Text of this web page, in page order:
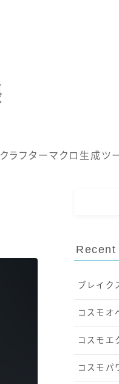
クラフターマクロ生成ツ
Recent
ブレイク
コスモオ
コスモエ
コスモパ